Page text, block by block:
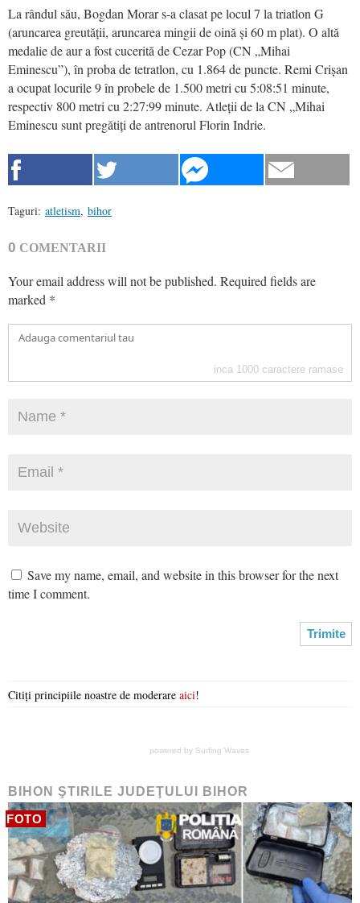
La rândul său, Bogdan Morar s-a clasat pe locul 7 la triatlon G
(aruncarea greutății, aruncarea mingii de oină și 60 m plat). O altă
medalie de aur a fost cucerită de Cezar Pop (CN „Mihai
Eminescu”), în proba de tetratlon, cu 1.864 de puncte. Remi Crișan
a ocupat locurile 9 în probele de 1.500 metri cu 5:08:51 minute,
respectiv 800 metri cu 2:27:99 minute. Atleții de la CN „Mihai
Eminescu sunt pregătiți de antrenorul Florin Indrie.
Taguri: atletism, bihor
0 COMENTARII
Your email address will not be published. Required fields are
marked *
inca 1000 caractere ramase
Save my name, email, and website in this browser for the next
time I comment.
Citiți principiile noastre de moderare aici!
powered by Surfing Waves
BIHON ŞTIRILE JUDEŢULUI BIHOR
FOTO